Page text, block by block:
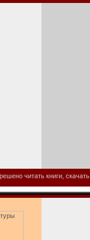
читать книги,